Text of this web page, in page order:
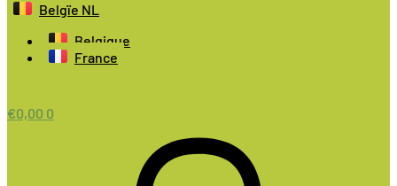
Belgïe NL
Belgique
France
€0,00 0